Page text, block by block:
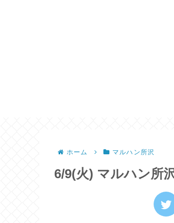
ホーム マルハン所沢
6/9(火) マルハン所